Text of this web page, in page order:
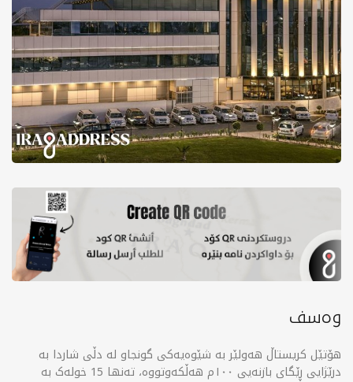
وەسف
هۆتێل کریستاڵ هەولێر بە شێوەیەکی گونجاو لە دڵی شاردا بە
درێژایی ڕێگای بازنەیی ١٠٠م هەڵکەوتووە، تەنها 15 خولەک بە